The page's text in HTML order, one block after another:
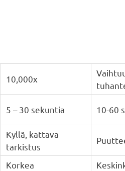
10,000x
5 – 30 sekuntia 10-60 s
Kyllä, kattava
tarkistus
Korkea